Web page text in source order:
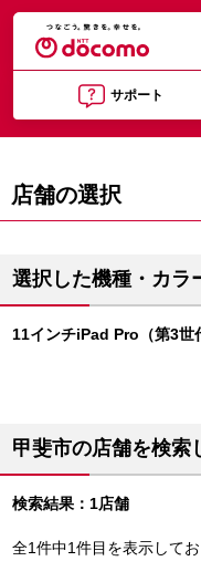
サポート
店舗の選択
選択した機種・カラ
11インチiPad Pro（第3世
甲斐市の店舗を検索
検索結果：1店舗
全1件中1件目を表示して